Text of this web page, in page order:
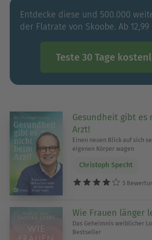
deine persönliche Gesundheitsreise!
Ausblenden
Entdecke diese und 500.000
der Flatrate von Skoobe. Ab
Teste 30 Tage
Gesundheit gibt es
Arzt!
Einen neuen Blick auf sich
eigenen Körper wagen
Christoph Specht
5
Wie Frauen länger
Das Geheimnis weiblicher
Bestseller